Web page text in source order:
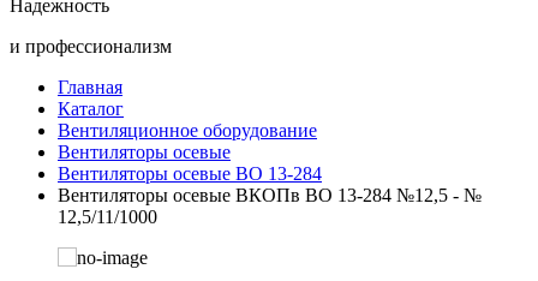
Надежность
и профессионализм
Главная
Каталог
Вентиляционное оборудование
Вентиляторы осевые
Вентиляторы осевые ВО 13-284
Вентиляторы осевые ВКОПв ВО 13-284 №12,5 - №
12,5/11/1000